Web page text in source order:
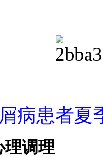
屑病患者
理调理